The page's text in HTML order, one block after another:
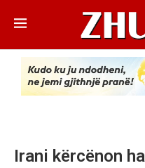
Irani kërcënon